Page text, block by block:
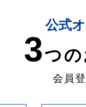
公式
3つ
会員